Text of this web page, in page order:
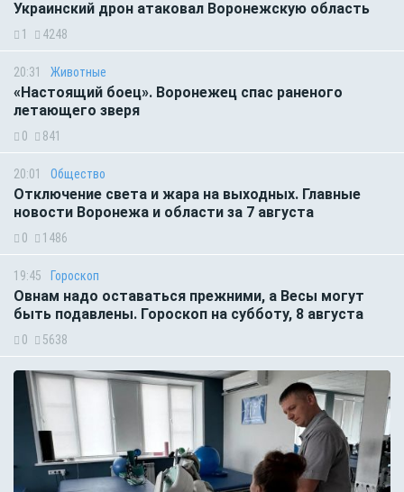
Украинский дрон атаковал Воронежскую область
1 4248
20:31 Животные
«Настоящий боец». Воронежец спас раненого
летающего зверя
0 841
20:01 Общество
Отключение света и жара на выходных. Главные
новости Воронежа и области за 7 августа
0 1486
19:45 Гороскоп
Овнам надо оставаться прежними, а Весы могут
быть подавлены. Гороскоп на субботу, 8 августа
0 5638